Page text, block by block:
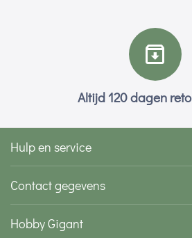
Altijd 120 dagen
Hulp en service
Contact gegevens
Hobby Gigant